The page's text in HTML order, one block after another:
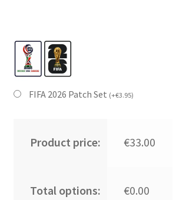
FIFA 2026 Patch Set (+€3.95)
Product price: €33.00
Total options: €0.00